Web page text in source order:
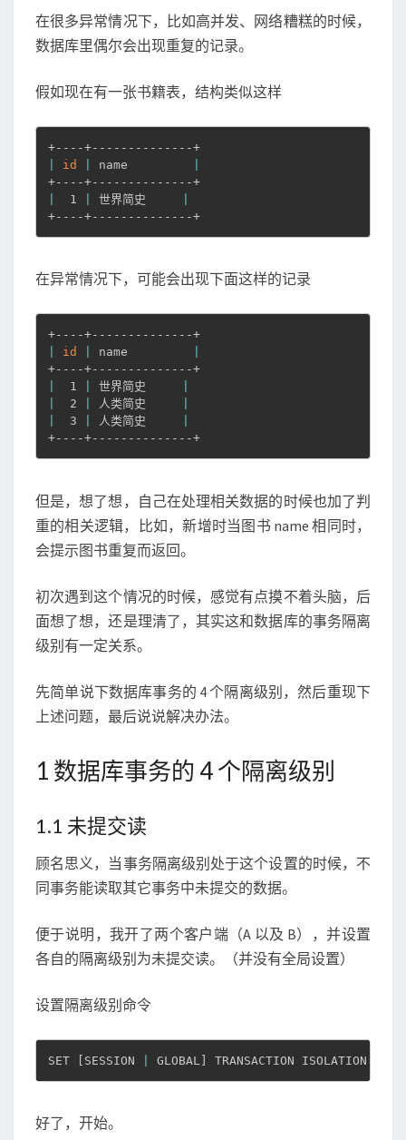
逻
辑
上
重
为
复
记
录
在很多异常情况下，比如高并发、网络糟糕的时候，
数据库里偶尔会出现重复的记录。
假如现在有一张书籍表，结构类似这样
id name
  1
世界简史
+----+--------------+
在异常情况下，可能会出现下面这样的记录
id name
  1
世界简史
  2
人类简史
  3
人类简史
+----+--------------+
但是，想了想，自己在处理相关数据的时候也加了判
重的相关逻辑，比如，新增时当图书 name 相同时，
会提示图书重复而返回。
初次遇到这个情况的时候，感觉有点摸不着头脑，后
面想了想，还是理清了，其实这和数据库的事务隔离
级别有一定关系。
先简单说下数据库事务的 4 个隔离级别，然后重现下
上述问题，最后说说解决办法。
1 数据库事务的 4 个隔离级别
1.1 未提交读
顾名思义，当事务隔离级别处于这个设置的时候，不
同事务能读取其它事务中未提交的数据。
便于说明，我开了两个客户端（A 以及 B），并设置
各自的隔离级别为未提交读。（并没有全局设置）
设置隔离级别命令
SET [ SESSION GLOBAL ] TRANSACTION ISOLATION
好了，开始。